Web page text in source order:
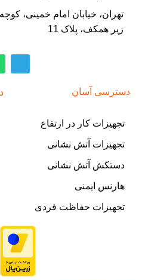
تهران، خیابان امام خمینی،
زیر همکف، پلاک 11
دسترسی آسان
تجهیزات کار در ارتفاع
تجهیزات آتش نشانی
دستکش آتش نشانی
هارنس ایمنی
تجهیزات حفاظت فردی